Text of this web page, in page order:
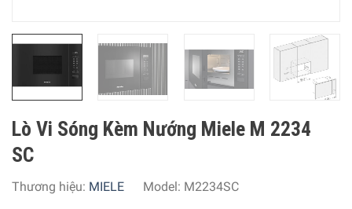
Lò Vi Sóng Kèm Nướng Miele M 2234
SC
Thương hiệu: MIELE Model: M2234SC